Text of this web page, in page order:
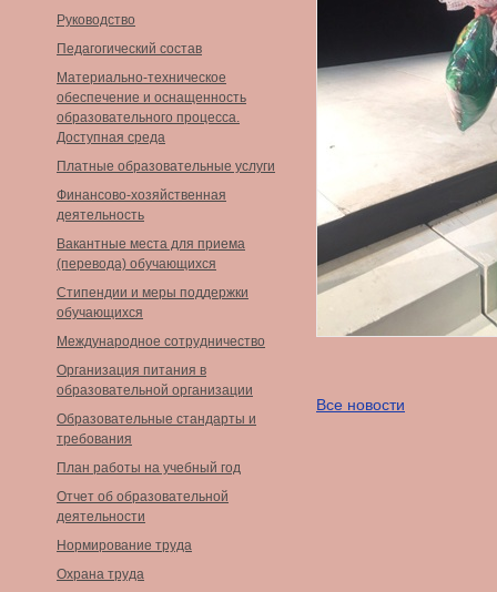
Руководство
Педагогический состав
Материально-техническое
обеспечение и оснащенность
образовательного процесса.
Доступная среда
Платные образовательные услуги
Финансово-хозяйственная
деятельность
Вакантные места для приема
(перевода) обучающихся
Стипендии и меры поддержки
обучающихся
Международное сотрудничество
Организация питания в
образовательной организации
Образовательные стандарты и
требования
План работы на учебный год
Отчет об образовательной
деятельности
Нормирование труда
Охрана труда
Все новости